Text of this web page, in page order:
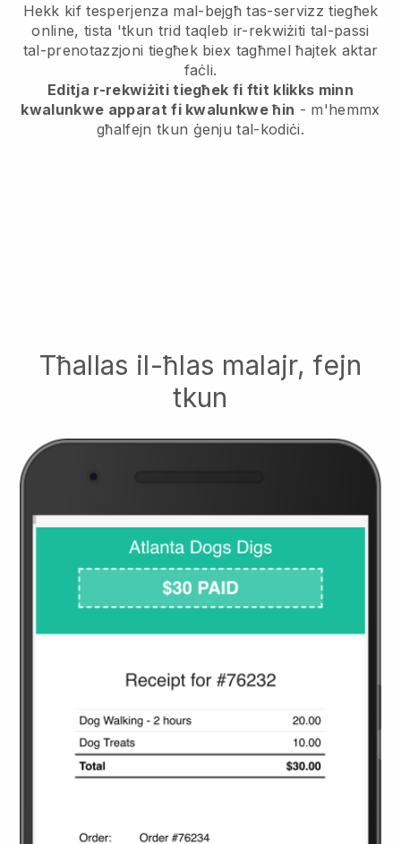
Hekk kif tesperjenza mal-bejgħ tas-servizz tiegħek
online, tista 'tkun trid taqleb ir-rekwiżiti tal-passi
tal-prenotazzjoni tiegħek biex tagħmel ħajtek aktar
faċli.
Editja r-rekwiżiti tiegħek fi ftit klikks minn
kwalunkwe apparat fi kwalunkwe ħin - m'hemmx
għalfejn tkun ġenju tal-kodiċi.
Tħallas il-ħlas malajr, fejn
tkun